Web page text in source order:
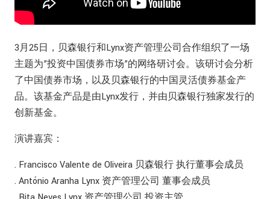
3月25日，贝森银行和Lynx资产管理公司合作组织了一场
主题为”投资中国债券市场”的网络研讨会。该研讨会分析
了中国债券市场，以及贝森银行的中国灵活债券基金产
品。该基金产品是由Lynx发行，并由贝森银行独家发行的
创新基金。
演讲嘉宾：
. Francisco Valente de Oliveira 贝森银行 执行董事会成员
. António Aranha Lynx 资产管理公司 董事会成员